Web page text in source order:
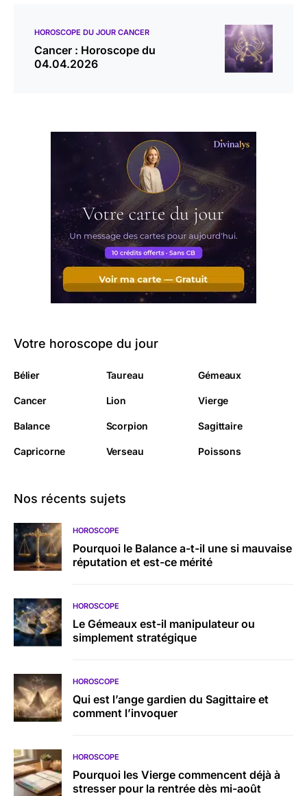
HOROSCOPE DU JOUR CANCER
Cancer : Horoscope du
04.04.2026
Votre horoscope du jour
Bélier Taureau Gémeaux
Cancer Lion Vierge
Balance Scorpion Sagittaire
Capricorne Verseau Poissons
Nos récents sujets
HOROSCOPE
Pourquoi le Balance a-t-il une si mauvaise
réputation et est-ce mérité
HOROSCOPE
Le Gémeaux est-il manipulateur ou
simplement stratégique
HOROSCOPE
Qui est l’ange gardien du Sagittaire et
comment l’invoquer
HOROSCOPE
Pourquoi les Vierge commencent déjà à
stresser pour la rentrée dès mi-août